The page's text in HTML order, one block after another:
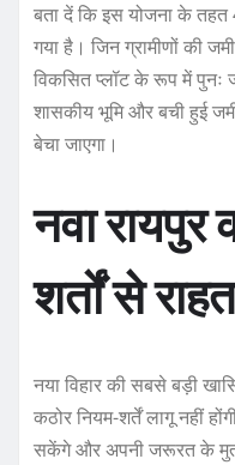
बता दें कि इस योजना के तहत
गया है। जिन ग्रामीणों की
विकसित प्लॉट के रूप में पुनः
शासकीय भूमि और बची हुई
बेचा जाएगा।
नवा
शर्तों से राहत
नया विहार की सबसे बड़ी
कठोर नियम-शर्तें लागू नहीं
सकेंगे और अपनी जरूरत के